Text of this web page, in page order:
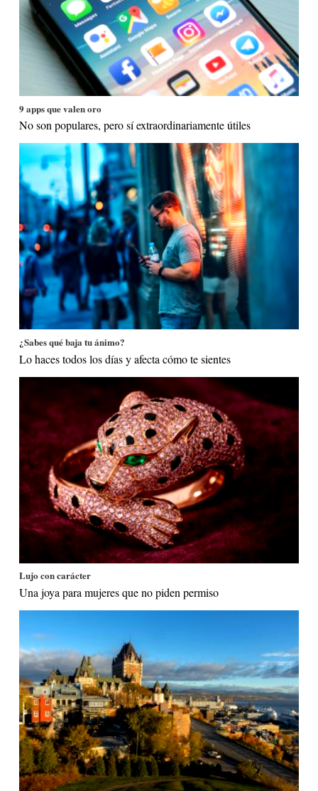
9 apps que valen oro
No son populares, pero sí extraordinariamente útiles
¿Sabes qué baja tu ánimo?
Lo haces todos los días y afecta cómo te sientes
Lujo con carácter
Una joya para mujeres que no piden permiso